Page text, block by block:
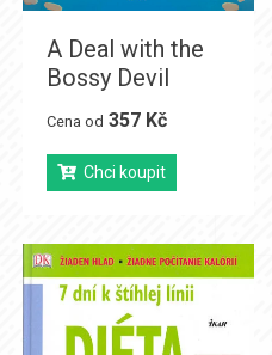
A Deal with the
Bossy Devil
Cena od 357 Kč
Chci koupit